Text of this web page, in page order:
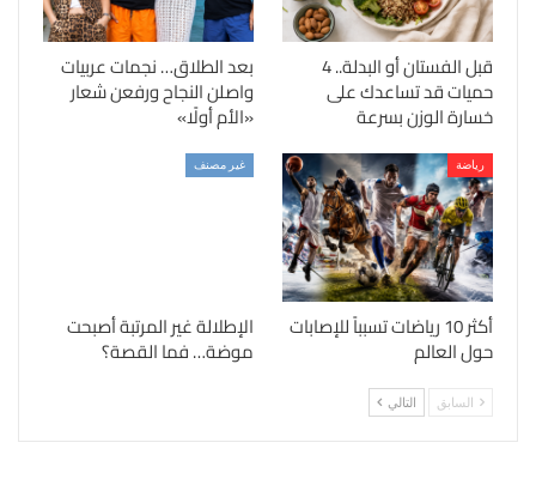
قبل الفستان أو البدلة.. 4
حميات قد تساعدك على
خسارة الوزن بسرعة
بعد الطلاق… نجمات عربيات
واصلن النجاح ورفعن شعار
«الأم أولًا»
رياضة
أكثر 10 رياضات تسبباً للإصابات
حول العالم
غير مصنف
الإطلالة غير المرتبة أصبحت
موضة… فما القصة؟
السابق التالي